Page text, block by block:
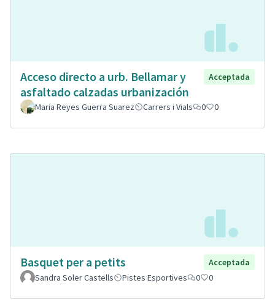
Acceso directo a urb. Bellamar y
asfaltado calzadas urbanización
Acceptada
Maria Reyes Guerra Suarez Carrers i Vials 0 0
Basquet per a petits
Acceptada
Sandra Soler Castells
Pistes Esportives 0 0